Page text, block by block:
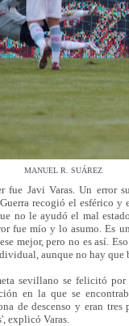
MANUEL R. SUÁREZ
fue Javi Varas. Un error
recogió el esférico y
no le ayudó el mal
fue mío y lo asumo. Es
mejor, pero no es así.
aunque no hay que
sevillano se felicitó
en la que se
de descenso y eran
explicó Varas.